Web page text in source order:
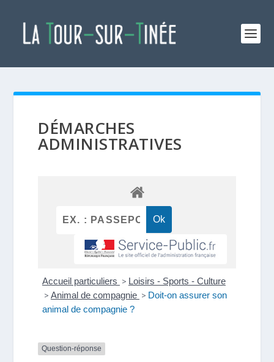
DÉMARCHES
ADMINISTRATIVES
Accueil particuliers > Loisirs - Sports - Culture
> Animal de compagnie > Doit-on assurer son
animal de compagnie ?
Question-réponse